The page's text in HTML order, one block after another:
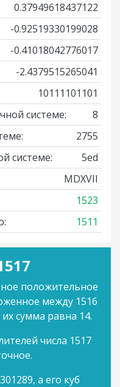
0.37949618437122
-0.92519330199028
-0.41018042776017
-2.4379515265041
10111101101
системе:
8
2755
системе:
5ed
MDXVII
1523
1511
положительное
между 1516
сумма равна 14.
числа 1517
а его куб